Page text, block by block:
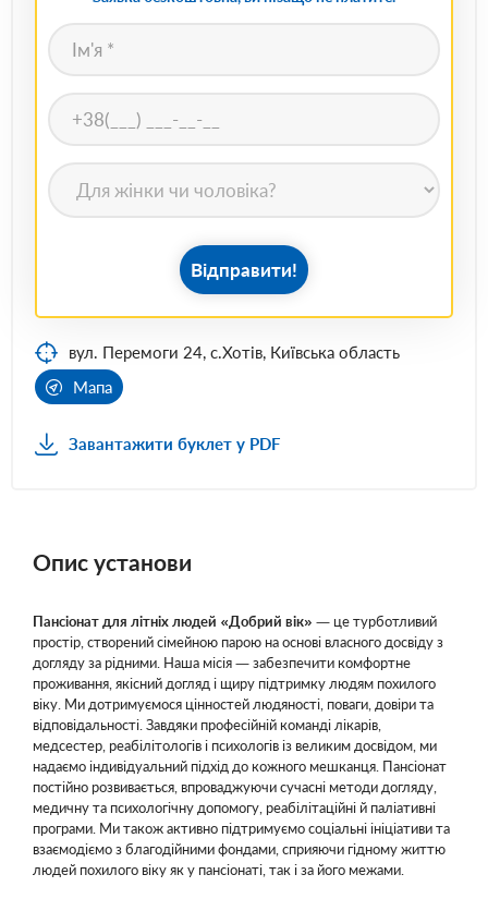
Відправити!
вул. Перемоги 24, с.Хотів, Київська область
Мапа
Завантажити буклет у PDF
Опис установи
Пансіонат для літніх людей «Добрий вік» — це турботливий
простір, створений сімейною парою на основі власного досвіду з
догляду за рідними. Наша місія — забезпечити комфортне
проживання, якісний догляд і щиру підтримку людям похилого
віку. Ми дотримуємося цінностей людяності, поваги, довіри та
відповідальності. Завдяки професійній команді лікарів,
медсестер, реабілітологів і психологів із великим досвідом, ми
надаємо індивідуальний підхід до кожного мешканця. Пансіонат
постійно розвивається, впроваджуючи сучасні методи догляду,
медичну та психологічну допомогу, реабілітаційні й паліативні
програми. Ми також активно підтримуємо соціальні ініціативи та
взаємодіємо з благодійними фондами, сприяючи гідному життю
людей похилого віку як у пансіонаті, так і за його межами.